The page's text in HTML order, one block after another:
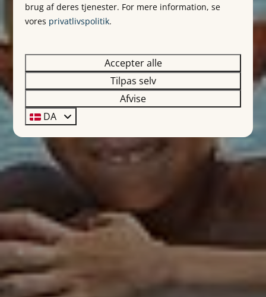
brug af deres tjenester. For mere information, se
vores privatlivspolitik.
Accepter alle
Tilpas selv
Afvise
DA